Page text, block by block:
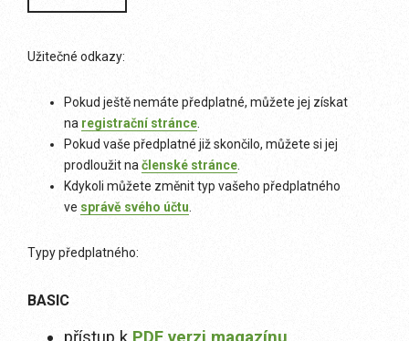
Užitečné odkazy:
Pokud ještě nemáte předplatné, můžete jej získat
na registrační stránce
Pokud vaše předplatné již skončilo, můžete si jej
prodloužit na členské stránce
Kdykoli můžete změnit typ vašeho předplatného
ve správě svého účtu
Typy předplatného:
BASIC